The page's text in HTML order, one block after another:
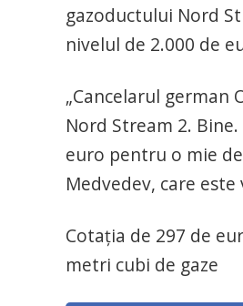
gazoductului Nord
nivelul de 2.000 de
„Cancelarul german
Nord Stream 2.
euro pentru o mie
Medvedev, care
Cotația de 297 de
metri cubi de gaze